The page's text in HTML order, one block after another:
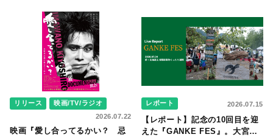
〇のはなし〜』
た日。
リリース
映画/TV/ラジオ
2026.07.22
映画『愛し合ってるかい？ 忌
レポート 2026.07.15
【レポート】記念の10回目を迎
えた『GANKE FES』。大宮エ